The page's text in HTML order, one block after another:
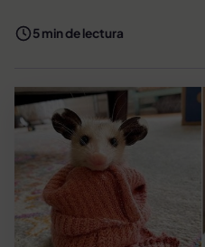
5 min de lectura